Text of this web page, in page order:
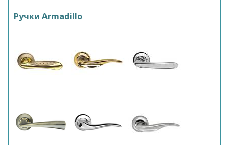
Ручки Armadillo